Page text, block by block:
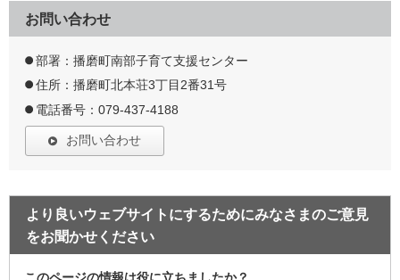
お問い合わせ
部署：播磨町南部子育て支援センター
住所：播磨町北本荘3丁目2番31号
電話番号：079-437-4188
お問い合わせ
より良いウェブサイトにするためにみなさまのご意見
をお聞かせください